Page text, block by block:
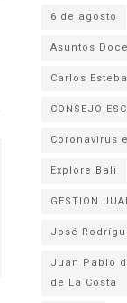
6 de agosto
Asuntos
Carlos
CONSEJO
Coronavirus
Explore Bali
GESTION
José
Juan Pablo